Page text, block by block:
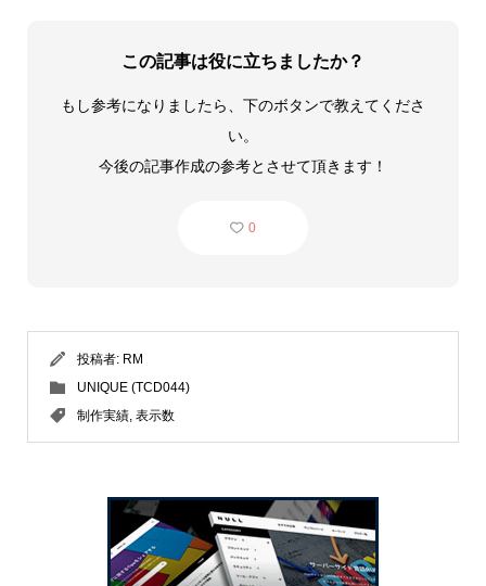
この記事は役に立ちましたか？
もし参考になりましたら、下のボタンで教えてくださ
い。
今後の記事作成の参考とさせて頂きます！
0
投稿者: RM
UNIQUE (TCD044)
制作実績 表示数